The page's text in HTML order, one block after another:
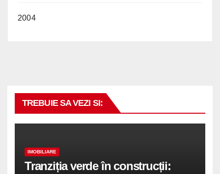
2004
TREBUIE SA VEZI SI:
IMOBILIARE
Tranziția verde în construcții: